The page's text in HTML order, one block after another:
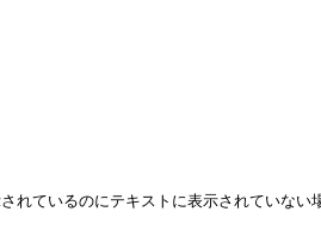
ているのにテキストに表示されていな